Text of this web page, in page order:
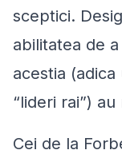
sceptici.
abilitatea de
acestia
“lideri rai”) au
Cei de la